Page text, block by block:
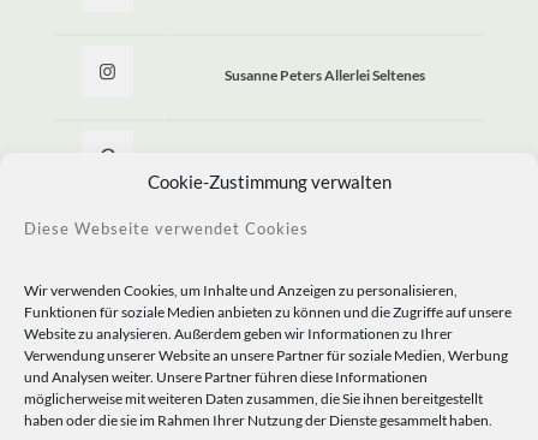
Cookie-Zustimmung verwalten
Diese Webseite verwendet Cookies
Wir verwenden Cookies, um Inhalte und Anzeigen zu personalisieren,
Funktionen für soziale Medien anbieten zu können und die Zugriffe auf unsere
Website zu analysieren. Außerdem geben wir Informationen zu Ihrer
Verwendung unserer Website an unsere Partner für soziale Medien, Werbung
und Analysen weiter. Unsere Partner führen diese Informationen
möglicherweise mit weiteren Daten zusammen, die Sie ihnen bereitgestellt
haben oder die sie im Rahmen Ihrer Nutzung der Dienste gesammelt haben.
Susanne Peters Allerlei Seltenes
© 2020 Staudengärtnerei Peters. All Rights Reserved.